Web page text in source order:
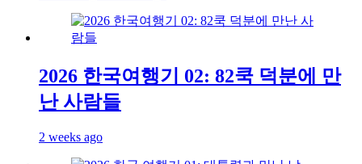
2026 한국여행기 02: 82쿡 덕분에 만
난 사람들
2 weeks ago